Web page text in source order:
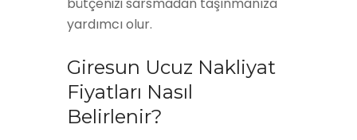
yardımcı olur.
Giresun Ucuz Nakliyat
Fiyatları Nasıl
Belirlenir?